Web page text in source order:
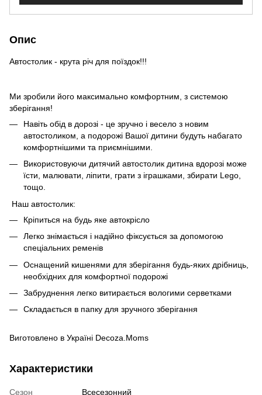
Опис
Автостолик - крута річ для поїздок!!!
Ми зробили його максимально комфортним, з системою
зберігання!
Навіть обід в дорозі - це зручно і весело з новим
автостоликом, а подорожі Вашої дитини будуть набагато
комфортнішими та приємнішими.
Використовуючи дитячий автостолик дитина вдорозі може
їсти, малювати, ліпити, грати з іграшками, збирати Lego,
тощо.
Наш автостолик:
Кріпиться на будь яке автокрісло
Легко знімається і надійно фіксується за допомогою
спеціальних ременів
Оснащений кишенями для зберігання будь-яких дрібниць,
необхідних для комфортної подорожі
Забруднення легко витирається вологими серветками
Складається в папку для зручного зберігання
Виготовлено в Україні Decoza.Moms
Характеристики
Сезон Всесезонний